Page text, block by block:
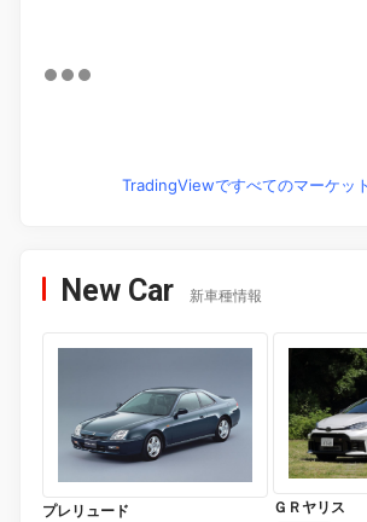
TradingViewですべてのマーケッ
New Car 新車種情報
プレリュード ＧＲヤリス